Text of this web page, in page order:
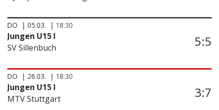
DO 05.03. 18:30
Jungen U15 I
SV Sillenbuch
5:5
DO 26.03. 18:30
Jungen U15 I
MTV Stuttgart
3:7